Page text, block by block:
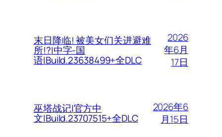
末日降临! 被美女们关进避难
所!?|中字-国
语|Build.23638499+全DLC
2026
年6月
17日
巫塔战记|官方中
文|Build.23707515+全DLC
2026年6
月15日